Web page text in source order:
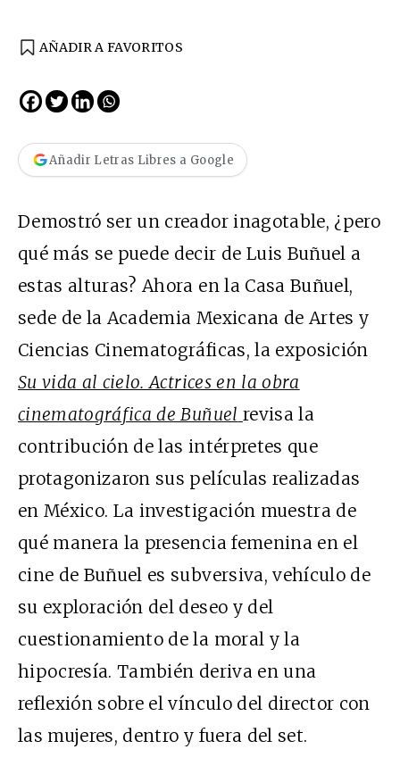
AÑADIR A FAVORITOS
Añadir Letras Libres a Google
Demostró ser un creador inagotable, ¿pero
qué más se puede decir de Luis Buñuel a
estas alturas? Ahora en la Casa Buñuel,
sede de la Academia Mexicana de Artes y
Ciencias Cinematográficas, la exposición
Su vida al cielo. Actrices en la obra
cinematográfica de Buñuel revisa la
contribución de las intérpretes que
protagonizaron sus películas realizadas
en México. La investigación muestra de
qué manera la presencia femenina en el
cine de Buñuel es subversiva, vehículo de
su exploración del deseo y del
cuestionamiento de la moral y la
hipocresía. También deriva en una
reflexión sobre el vínculo del director con
las mujeres, dentro y fuera del set.